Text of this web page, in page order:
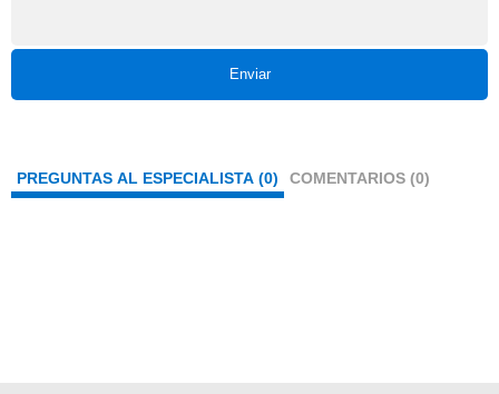
Enviar
PREGUNTAS AL ESPECIALISTA (0) COMENTARIOS (0)